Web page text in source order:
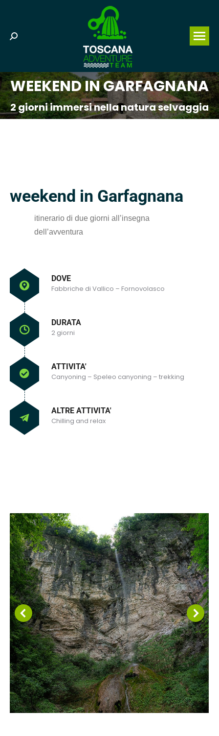
Search:
WEEKEND IN GARFAGNANA
2 giorni immersi nella natura selvaggia
You are here:
weekend in Garfagnana
itinerario di due giorni all’insegna
dell’avventura
DOVE
Fabbriche di Vallico – Fornovolasco
DURATA
2 giorni
ATTIVITA'
Canyoning – Speleo canyoning – trekking
ALTRE ATTIVITA'
Chilling and relax